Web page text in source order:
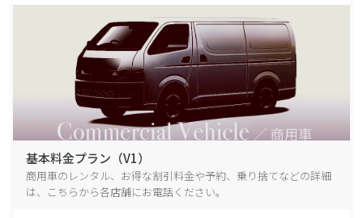
基本料金プラン（V1）
商用車のレンタル、お得な割引料金や予約、乗り捨てなどの詳細
は、こちらから各店舗にお電話ください。